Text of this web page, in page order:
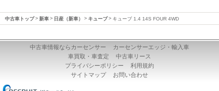
中古車トップ 新車 日産（新車） キューブ キューブ 1.4 14S FOUR 4WD
中古車情報ならカーセンサー
カーセンサーエッジ・輸入車
車買取・車査定
中古車リース
プライバシーポリシー
利用規約
サイトマップ
お問い合わせ